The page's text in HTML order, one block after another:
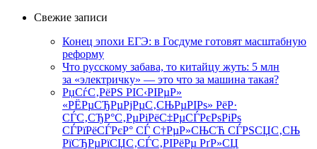
Свежие записи
Конец эпохи ЕГЭ: в Госдуме готовят масштабную
реформу
Что русскому забава, то китайцу жуть: 5 млн
за «электричку» — это что за машина такая?
РџСѓС‚РёРЅ РІС‹РІРµР»
«РЁРµСЂРµРјРµС‚СЊРµРІРѕ» РёР·
СЃС‚СЂР°С‚РµРіРёС‡РµСЃРєРѕРіРѕ
СЃРїРёСЃРєР° СЃ С†РµР»СЊСЋ СЃРЅСЏС‚СЊ
РїСЂРµРїСЏС‚СЃС‚РІРёРµ РґР»СЏ